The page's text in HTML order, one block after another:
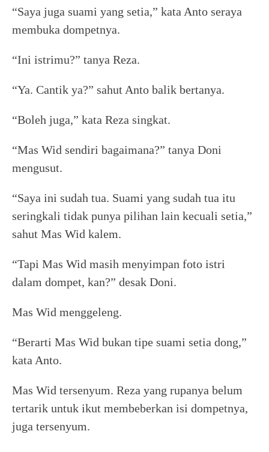
“Saya juga suami yang setia,” kata Anto seraya
membuka dompetnya.
“Ini istrimu?” tanya Reza.
“Ya. Cantik ya?” sahut Anto balik bertanya.
“Boleh juga,” kata Reza singkat.
“Mas Wid sendiri bagaimana?” tanya Doni
mengusut.
“Saya ini sudah tua. Suami yang sudah tua itu
seringkali tidak punya pilihan lain kecuali setia,”
sahut Mas Wid kalem.
“Tapi Mas Wid masih menyimpan foto istri
dalam dompet, kan?” desak Doni.
Mas Wid menggeleng.
“Berarti Mas Wid bukan tipe suami setia dong,”
kata Anto.
Mas Wid tersenyum. Reza yang rupanya belum
tertarik untuk ikut membeberkan isi dompetnya,
juga tersenyum.